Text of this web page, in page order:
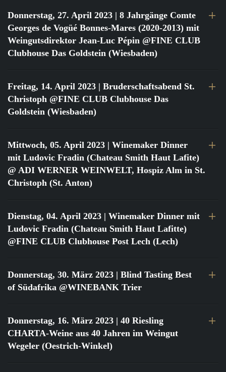
Donnerstag, 27. April 2023 | 8 Jahrgänge Comte
Georges de Vogüé Bonnes-Mares (2020-2013) mit
Weingutsdirektor Jean-Luc Pépin @FINE CLUB
Clubhouse Das Goldstein (Wiesbaden)
Freitag, 14. April 2023 | Bruderschaftsabend St.
Christoph @FINE CLUB Clubhouse Das
Goldstein (Wiesbaden)
Mittwoch, 05. April 2023 | Winemaker Dinner
mit Ludovic Fradin (Chateau Smith Haut Lafite)
@ ADI WERNER WEINWELT, Hospiz Alm in St.
Christoph (St. Anton)
Dienstag, 04. April 2023 | Winemaker Dinner mit
Ludovic Fradin (Chateau Smith Haut Lafitte)
@FINE CLUB Clubhouse Post Lech (Lech)
Donnerstag, 30. März 2023 | Blind Tasting Best
of Südafrika @WINEBANK Trier
Donnerstag, 16. März 2023 | 40 Riesling
CHARTA-Weine aus 40 Jahren im Weingut
Wegeler (Oestrich-Winkel)